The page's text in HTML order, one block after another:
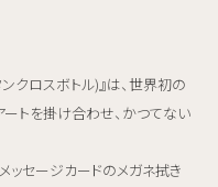
クロスボトル)』は、世界初の
ートを掛け合わせ、かつてない
ッセージカードのメガネ拭き